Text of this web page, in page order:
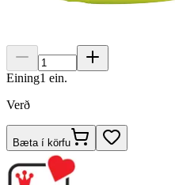
Eining1 ein.
Verð
Bæta í körfu